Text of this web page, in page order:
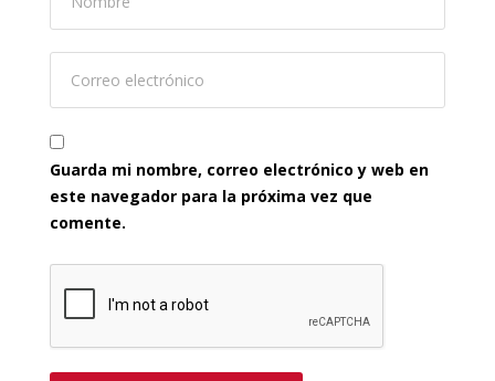
Guarda mi nombre, correo electrónico y web en
este navegador para la próxima vez que
comente.